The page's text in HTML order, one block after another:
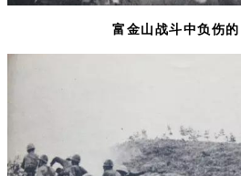
富金山战斗中负伤